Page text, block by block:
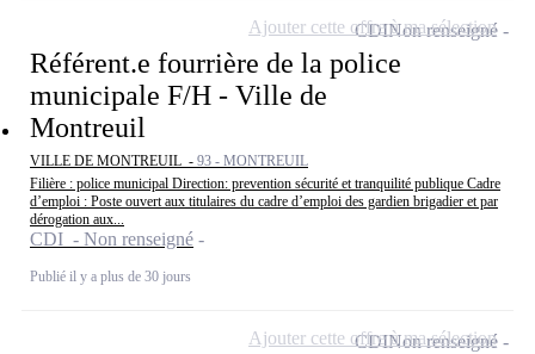
Référent.e fourrière de la police
municipale F/H - Ville de
Montreuil
VILLE DE MONTREUIL - 93 - MONTREUIL
Filière : police municipal Direction: prevention sécurité et tranquilité publique Cadre
d’emploi : Poste ouvert aux titulaires du cadre d’emploi des gardien brigadier et par
dérogation aux...
CDI - Non renseigné
Publié il y a plus de 30 jours
CDINon renseigné
Ajouter cette offre à ma sélection
CDINon renseigné
Ajouter cette offre à ma sélection